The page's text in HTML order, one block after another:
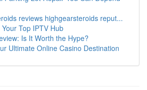
reviews highgearsteroids reput...
Top IPTV Hub
Is It Worth the Hype?
Ultimate Online Casino Destination